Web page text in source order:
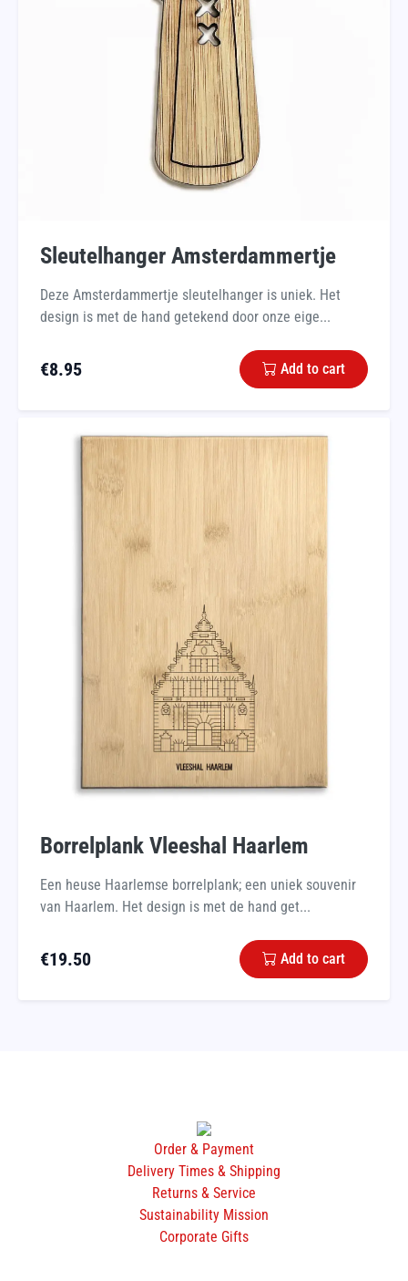
Sleutelhanger Amsterdammertje
Deze Amsterdammertje sleutelhanger is uniek. Het
design is met de hand getekend door onze eige...
€8.95 Add to cart
Borrelplank Vleeshal Haarlem
Een heuse Haarlemse borrelplank; een uniek souvenir
van Haarlem. Het design is met de hand get...
€19.50 Add to cart
Order & Payment
Delivery Times & Shipping
Returns & Service
Sustainability Mission
Corporate Gifts